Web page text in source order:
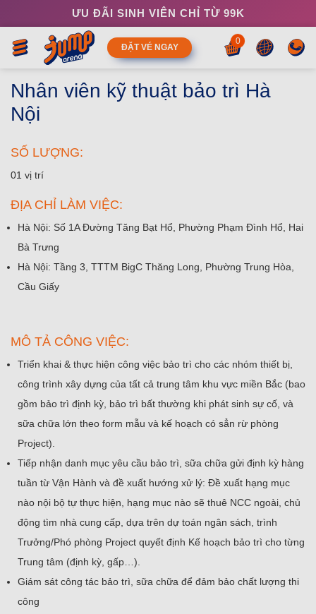
ƯU ĐÃI SINH VIÊN CHỈ TỪ 99K
ĐẶT VÉ NGAY
0
Nhân viên kỹ thuật bảo trì Hà
Nội
SỐ LƯỢNG:
01 vị trí
ĐỊA CHỈ LÀM VIỆC:
Hà Nội: Số 1A Đường Tăng Bạt Hổ, Phường Phạm Đình Hổ, Hai
Bà Trưng
Hà Nội: Tầng 3, TTTM BigC Thăng Long, Phường Trung Hòa,
Cầu Giấy
MÔ TẢ CÔNG VIỆC:
Triển khai & thực hiện công việc bảo trì cho các nhóm thiết bị,
công trình xây dựng của tất cả trung tâm khu vực miền Bắc (bao
gồm bảo trì định kỳ, bảo trì bất thường khi phát sinh sự cố, và
sữa chữa lớn theo form mẫu và kế hoạch có sẳn rừ phòng
Project).
Tiếp nhận danh mục yêu cầu bảo trì, sữa chữa gửi định kỳ hàng
tuần từ Vận Hành và đề xuất hướng xử lý: Đề xuất hạng mục
nào nội bộ tự thực hiện, hạng mục nào sẽ thuê NCC ngoài, chủ
động tìm nhà cung cấp, dựa trên dự toán ngân sách, trình
Trưởng/Phó phòng Project quyết định Kế hoạch bảo trì cho từng
Trung tâm (định kỳ, gấp…).
Giám sát công tác bảo trì, sữa chữa để đảm bảo chất lượng thi
công